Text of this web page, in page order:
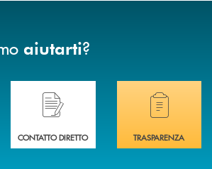
aiutarti?
delle filiali .
Hai bisogno di assistenza immediata?
CONTATTO DIRETTO
Hai bisogno di
TRASPARENZA